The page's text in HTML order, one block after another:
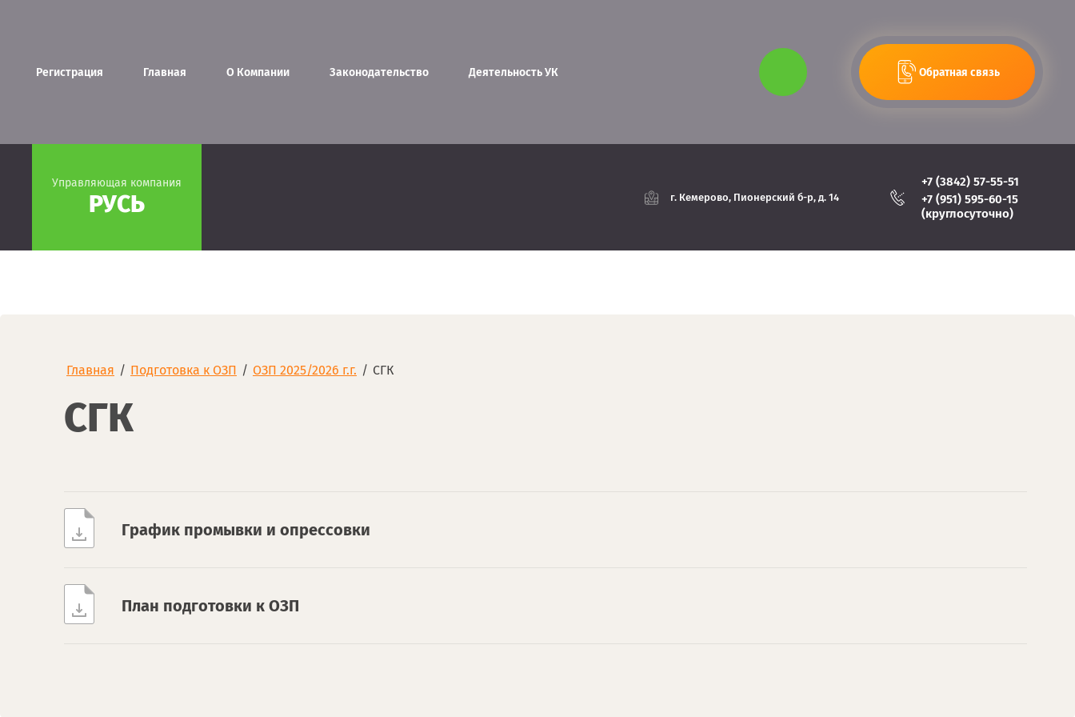
Регистрация Главная О Компании Законодательство Деятельность УК Обратная связь
Управляющая компания
РУСЬ г. Кемерово, Пионерский б-р, д. 14
+7 (3842) 57-55-51
+7 (951) 595-60-15
(круглосуточно)
Главная / Подготовка к ОЗП / ОЗП 2025/2026 г.г. / СГК
СГК
График промывки и опрессовки
План подготовки к ОЗП